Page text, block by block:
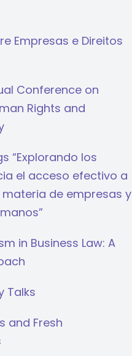
Empresas e Direitos
Conference on
Rights and
“Explorando los
el acceso efectivo a
de empresas y
in Business Law: A
Talks
and Fresh